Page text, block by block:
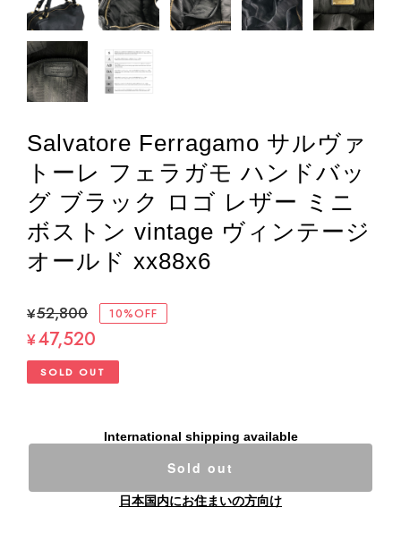
Salvatore Ferragamo サルヴァ
トーレ フェラガモ ハンドバッ
グ ブラック ロゴ レザー ミニ
ボストン vintage ヴィンテージ
オールド xx88x6
¥52,800 10%OFF
¥47,520
SOLD OUT
International shipping available
Sold out
日本国内にお住まいの方向け